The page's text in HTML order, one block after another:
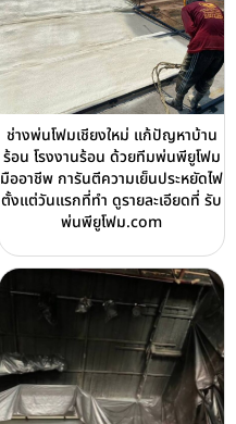
ช่างพ่นโฟมเชียงใหม่ แก้ปัญหาบ้าน
ร้อน โรงงานร้อน ด้วยทีมพ่นพียูโฟม
มืออาชีพ การันตีความเย็นประหยัดไฟ
ตั้งแต่วันแรกที่ทำ ดูรายละเอียดที่ รับ
พ่นพียูโฟม.com